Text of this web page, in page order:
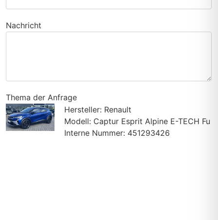
Nachricht
Thema der Anfrage
Hersteller: Renault
Modell: Captur Esprit Alpine E-TECH Fu
Interne Nummer: 451293426